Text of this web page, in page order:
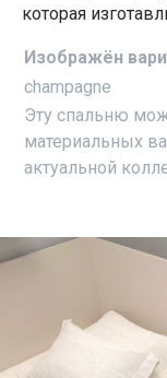
которая
Изображён
champagne
Эту спальню
материальных
актуальной